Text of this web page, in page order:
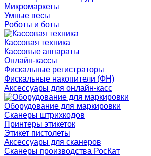
Микромаркеты
Умные весы
Роботы и боты
Кассовая техника
Кассовые аппараты
Онлайн-кассы
Фискальные регистраторы
Фискальные накопители (ФН)
Аксессуары для онлайн-касс
Оборудование для маркировки
Сканеры штрихкодов
Принтеры этикеток
Этикет пистолеты
Аксессуары для сканеров
Сканеры производства РосКат